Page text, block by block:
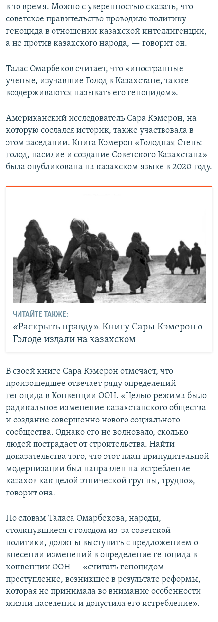
в то время. Можно с уверенностью сказать, что
советское правительство проводило политику
геноцида в отношении казахской интеллигенции,
а не против казахского народа, — говорит он.
Талас Омарбеков считает, что «иностранные
ученые, изучавшие Голод в Казахстане, также
воздерживаются называть его геноцидом».
Американский исследователь Сара Кэмерон, на
которую сослался историк, также участвовала в
этом заседании. Книга Кэмерон «Голодная Степь:
голод, насилие и создание Советского Казахстана»
была опубликована на казахском языке в 2020 году.
ЧИТАЙТЕ ТАКЖЕ:
«Раскрыть правду». Книгу Сары Кэмерон о
Голоде издали на казахском
В своей книге Сара Кэмерон отмечает, что
произошедшее отвечает ряду определений
геноцида в Конвенции ООН. «Целью режима было
радикальное изменение казахстанского общества
и создание совершенно нового социального
сообщества. Однако его не волновало, сколько
людей пострадает от строительства. Найти
доказательства того, что этот план принудительной
модернизации был направлен на истребление
казахов как целой этнической группы, трудно», —
говорит она.
По словам Таласа Омарбекова, народы,
столкнувшиеся с голодом из-за советской
политики, должны выступить с предложением о
внесении изменений в определение геноцида в
конвенции ООН — «считать геноцидом
преступление, возникшее в результате реформы,
которая не принимала во внимание особенности
жизни населения и допустила его истребление».